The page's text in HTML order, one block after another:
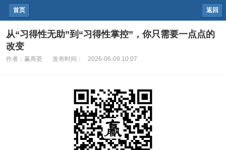
首页 返回
从“习得性无助”到“习得性掌控”，你只需要一点点的
改变
作者： 赢商荟 发布时间： 2026-06-09 10:07